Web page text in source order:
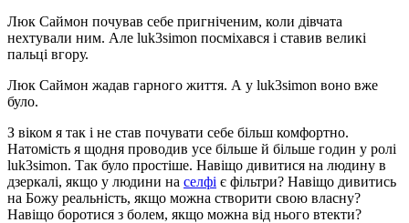
Люк Саймон почував себе пригніченим, коли дівчата
нехтували ним. Але luk3simon посміхався і ставив великі
пальці вгору.
Люк Саймон жадав гарного життя. А у luk3simon воно вже
було.
З віком я так і не став почувати себе більш комфортно.
Натомість я щодня проводив усе більше й більше годин у ролі
luk3simon. Так було простіше. Навіщо дивитися на людину в
дзеркалі, якщо у людини на селфі є фільтри? Навіщо дивитись
на Божу реальність, якщо можна створити свою власну?
Навіщо боротися з болем, якщо можна від нього втекти?